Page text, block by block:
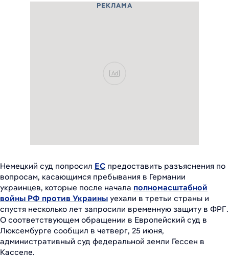
РЕКЛАМА
Ad
Немецкий суд попросил ЕС предоставить разъяснения по
вопросам, касающимся пребывания в Германии
украинцев, которые после начала полномасштабной
войны РФ против Украины уехали в третьи страны и
спустя несколько лет запросили временную защиту в ФРГ.
О соответствующем обращении в Европейский суд в
Люксембурге сообщил в четверг, 25 июня,
административный суд федеральной земли Гессен в
Касселе.